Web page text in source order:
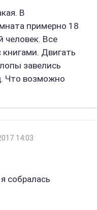
В
примерно 18
Все
Двигать
завелись
Что возможно
14:03
собралась